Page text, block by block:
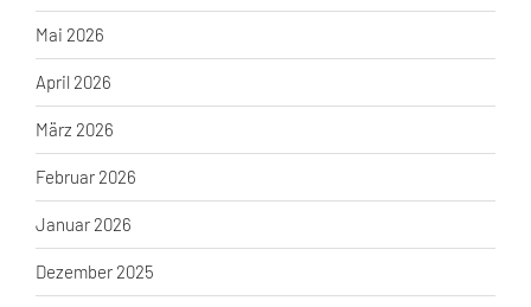
Mai 2026
April 2026
März 2026
Februar 2026
Januar 2026
Dezember 2025